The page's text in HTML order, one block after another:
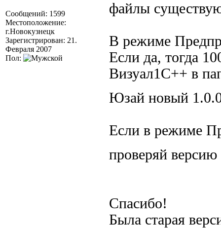
Сообщений: 1599
Местоположение:
г.Новокузнецк
Зарегистрирован: 21.
Февраля 2007
Пол:
файлы
В режиме
Если да, тогда
Визуал1С++ в
Юзай новый
Если в режиме
проверяй
Спасибо!
Была старая